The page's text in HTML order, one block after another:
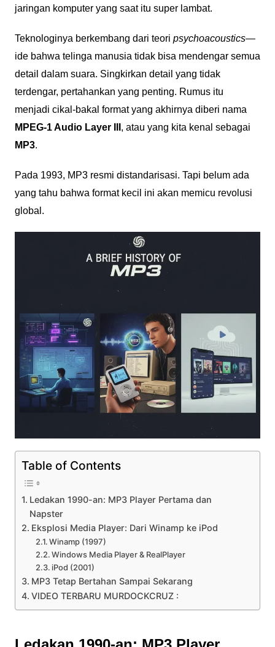
jaringan komputer yang saat itu super lambat.
Teknologinya berkembang dari teori psychoacoustics—
ide bahwa telinga manusia tidak bisa mendengar semua
detail dalam suara. Singkirkan detail yang tidak
terdengar, pertahankan yang penting. Rumus itu
menjadi cikal-bakal format yang akhirnya diberi nama
MPEG-1 Audio Layer III , atau yang kita kenal sebagai
MP3.
Pada 1993, MP3 resmi distandarisasi. Tapi belum ada
yang tahu bahwa format kecil ini akan memicu revolusi
global.
Table of Contents
Ledakan 1990-an: MP3 Player Pertama dan
Napster
Eksplosi Media Player: Dari Winamp ke iPod
Winamp (1997)
Windows Media Player & RealPlayer
iPod (2001)
MP3 Tetap Bertahan Sampai Sekarang
VIDEO TERBARU MURDOCKCRUZ :